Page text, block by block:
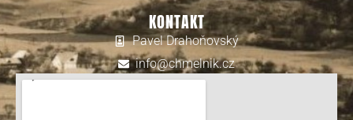
KONTAKT
Pavel Drahoňovský
info@chmelnik.cz